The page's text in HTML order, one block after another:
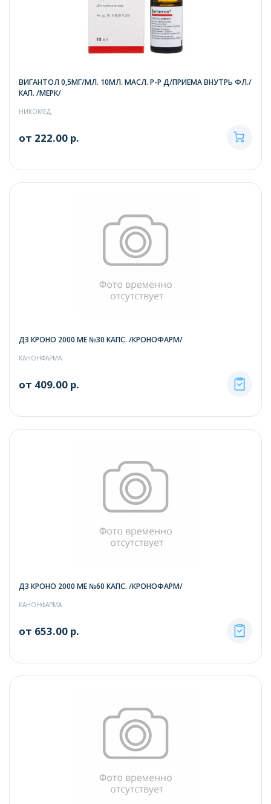
ВИГАНТОЛ 0,5МГ/МЛ. 10МЛ. МАСЛ. Р-Р Д/ПРИЕМА ВНУТРЬ ФЛ./
КАП. /МЕРК/
НИКОМЕД
от 222.00 р.
Д3 КРОНО 2000 ME №30 КАПС. /КРОНОФАРМ/
КАНОНФАРМА
от 409.00 р.
Д3 КРОНО 2000 ME №60 КАПС. /КРОНОФАРМ/
КАНОНФАРМА
от 653.00 р.